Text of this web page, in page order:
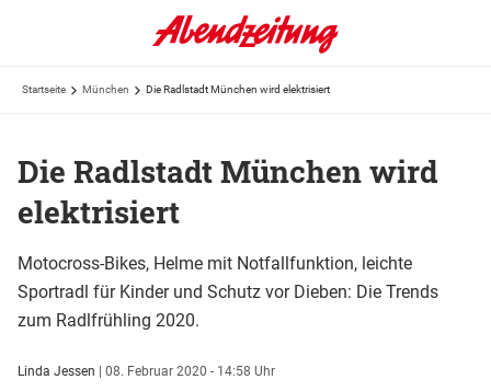
Startseite München Die Radlstadt München wird elektrisiert
Die Radlstadt München wird
elektrisiert
Motocross-Bikes, Helme mit Notfallfunktion, leichte
Sportradl für Kinder und Schutz vor Dieben: Die Trends
zum Radlfrühling 2020.
Linda Jessen | 08. Februar 2020 - 14:58 Uhr